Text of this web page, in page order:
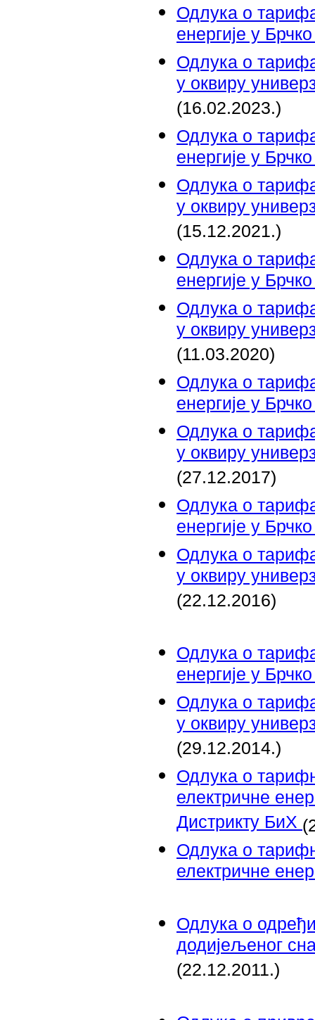
Одлука о
енергије у
Одлука о
у оквиру
(16.02.2023.)
Одлука о
енергије у
Одлука о
у оквиру
(15.12.2021.)
Одлука о
енергије у
Одлука о
у оквиру
(11.03.2020)
Одлука о
енергије у
Одлука о
у оквиру
(27.12.2017)
Одлука о
енергије у
Одлука о
у оквиру
(22.12.2016)
Одлука о
енергије у
Одлука о
у оквиру
(29.12.2014.)
Одлука о
електричне
Дистрикту БиХ
Одлука о
електричне
Одлука о
додијељеног
(22.12.2011.)